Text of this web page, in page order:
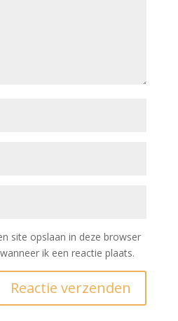
site opslaan in deze browser
ik een reactie plaats.